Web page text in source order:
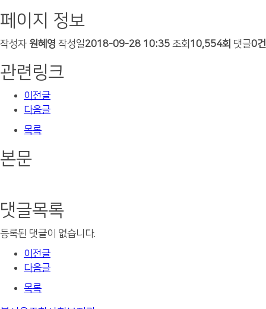
페이지 정보
작성자 원혜영 작성일2018-09-28 10:35 조회 10,554회 댓글0건
관련링크
이전글
다음글
목록
본문
댓글목록
등록된 댓글이 없습니다.
이전글
다음글
목록